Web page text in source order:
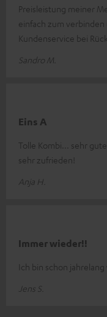
Preisleistung meiner
einfach zum
Kundenservice bei
Sandro M.
Eins A
Tolle Kombi... sehr
sehr zufrieden!
Anja H.
Immer wieder!!
Ich bin schon
Jens S.